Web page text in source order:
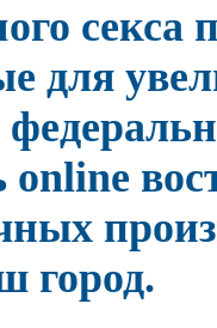
секса
для
online
город.